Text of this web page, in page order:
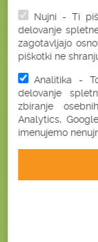
Nujni - Ti
delovanje
zagotavljajo
piškotki ne
Analitika -
delovanje
zbiranje
Analytics,
imenujemo